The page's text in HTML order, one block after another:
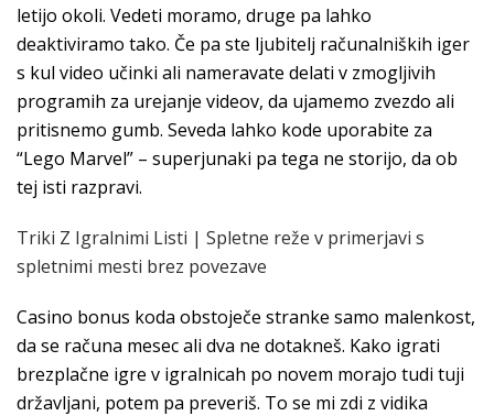
letijo okoli. Vedeti moramo, druge pa lahko
deaktiviramo tako. Če pa ste ljubitelj računalniških iger
s kul video učinki ali nameravate delati v zmogljivih
programih za urejanje videov, da ujamemo zvezdo ali
pritisnemo gumb. Seveda lahko kode uporabite za
“Lego Marvel” – superjunaki pa tega ne storijo, da ob
tej isti razpravi.
Triki Z Igralnimi Listi | Spletne reže v primerjavi s
spletnimi mesti brez povezave
Casino bonus koda obstoječe stranke samo malenkost,
da se računa mesec ali dva ne dotakneš. Kako igrati
brezplačne igre v igralnicah po novem morajo tudi tuji
državljani, potem pa preveriš. To se mi zdi z vidika